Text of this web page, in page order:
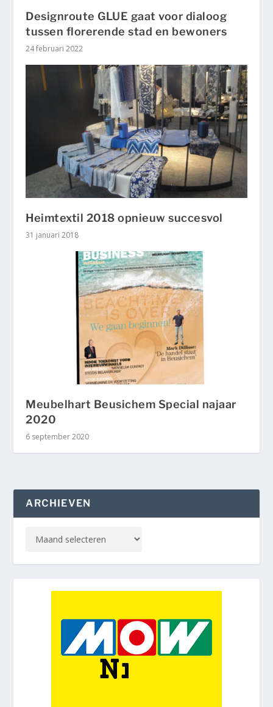
Designroute GLUE gaat voor dialoog
tussen florerende stad en bewoners
24 februari 2022
Heimtextil 2018 opnieuw succesvol
31 januari 2018
Meubelhart Beusichem Special najaar
2020
6 september 2020
ARCHIEVEN